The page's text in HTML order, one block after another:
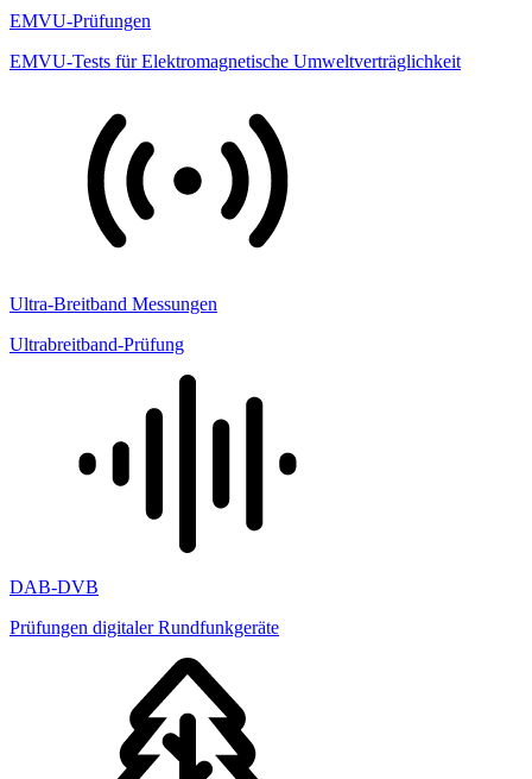
EMVU-Prüfungen
EMVU-Tests für Elektromagnetische Umweltverträglichkeit
Ultra-Breitband Messungen
Ultrabreitband-Prüfung
DAB-DVB
Prüfungen digitaler Rundfunkgeräte